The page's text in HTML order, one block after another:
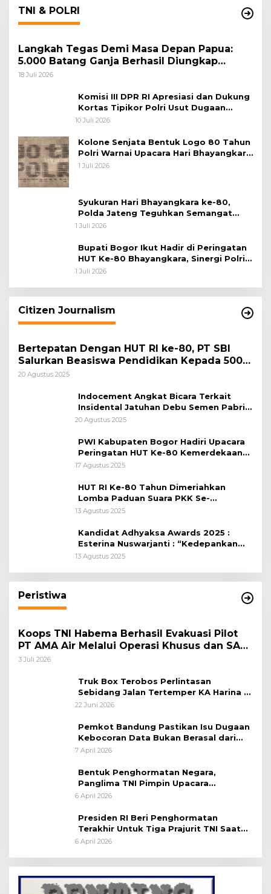
TNI & POLRI
Langkah Tegas Demi Masa Depan Papua:
5.000 Batang Ganja Berhasil Diungkap
Koops TNI Habema
18 Juli 2026
Komisi III DPR RI Apresiasi dan Dukung
Kortas Tipikor Polri Usut Dugaan
Korupsi Batu Bara
10 Juli 2026
Kolone Senjata Bentuk Logo 80 Tahun
Polri Warnai Upacara Hari Bhayangkara
ke-80
1 Juli 2026
Syukuran Hari Bhayangkara ke-80,
Polda Jateng Teguhkan Semangat
Pengabdian dan Pererat Kebersamaan
1 Juli 2026
Bupati Bogor Ikut Hadir di Peringatan
HUT Ke-80 Bhayangkara, Sinergi Polri
dan Pemkab Bogor Jadi Kunci Menjaga
1 Juli 2026
Citizen Journalism
Bertepatan Dengan HUT RI ke-80, PT SBI
Salurkan Beasiswa Pendidikan Kepada 500
Pelajar
20 Agustus 2025
Indocement Angkat Bicara Terkait
Insidental Jatuhan Debu Semen Pabrik
Citeureup
20 Agustus 2025
PWI Kabupaten Bogor Hadiri Upacara
Peringatan HUT Ke-80 Kemerdekaan
RI, di Lapangan Tegar Beriman
17 Agustus 2025
HUT RI Ke-80 Tahun Dimeriahkan
Lomba Paduan Suara PKK Se-
Kabupaten Bogor
13 Agustus 2025
Kandidat Adhyaksa Awards 2025 :
Esterina Nuswarjanti : “Kedepankan
Keadilan Restoratif Wujudkan
13 Agustus 2025
Peristiwa
Koops TNI Habema Berhasil Evakuasi Pilot
PT AMA Air Melalui Operasi Khusus dan SAR
Taktis
3 Juli 2026
Truk Box Terobos Perlintasan
Sebidang Jalan Tertemper KA Harina di
Jalan Stasiun Poncol-Jrakah Semarang
22 Juni 2026
Pemkot Bandung Pastikan Isu Dugaan
Kebocoran Data Bukan Berasal dari
Server Disdukcapil
7 April 2026
Bentuk Penghormatan Negara,
Panglima TNI Pimpin Upacara
Pemakaman Militer
6 April 2026
Presiden RI Beri Penghormatan
Terakhir Untuk Tiga Prajurit TNI Saat
Persemayaman di Bandara Soekarno-
6 April 2026